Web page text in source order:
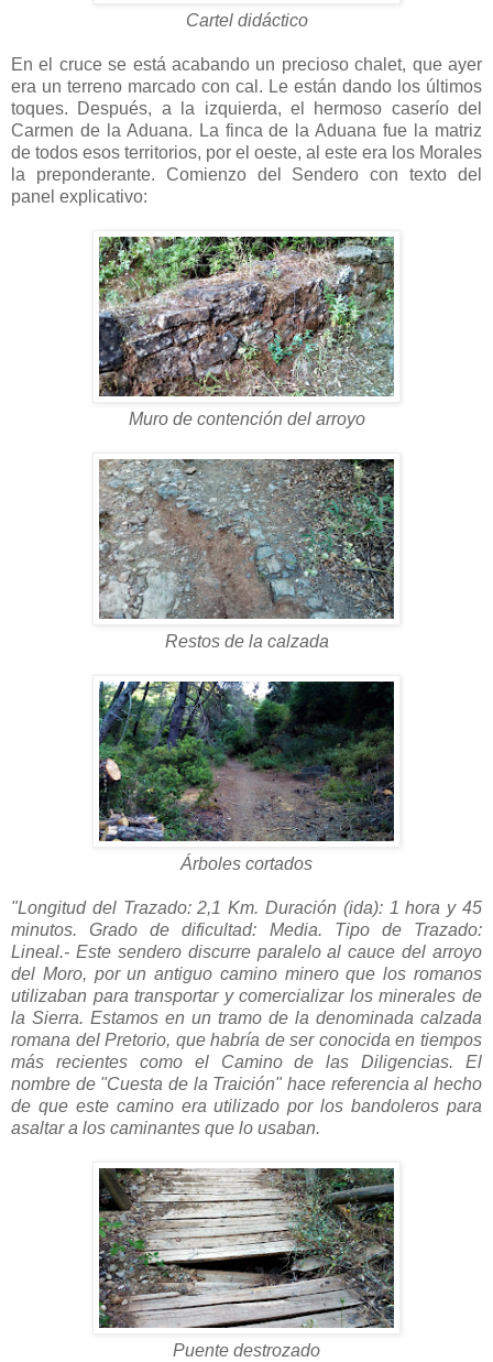
Cartel didáctico
En el cruce se está acabando un precioso chalet, que ayer
era un terreno marcado con cal. Le están dando los últimos
toques. Después, a la izquierda, el hermoso caserío del
Carmen de la Aduana. La finca de la Aduana fue la matriz
de todos esos territorios, por el oeste, al este era los Morales
la preponderante. Comienzo del Sendero con texto del
panel explicativo:
Muro de contención del arroyo
Restos de la calzada
Árboles cortados
"Longitud del Trazado: 2,1 Km. Duración (ida): 1 hora y 45
minutos. Grado de dificultad: Media. Tipo de Trazado:
Lineal.- Este sendero discurre paralelo al cauce del arroyo
del Moro, por un antiguo camino minero que los romanos
utilizaban para transportar y comercializar los minerales de
la Sierra. Estamos en un tramo de la denominada calzada
romana del Pretorio, que habría de ser conocida en tiempos
más recientes como el Camino de las Diligencias. El
nombre de "Cuesta de la Traición" hace referencia al hecho
de que este camino era utilizado por los bandoleros para
asaltar a los caminantes que lo usaban.
Puente destrozado